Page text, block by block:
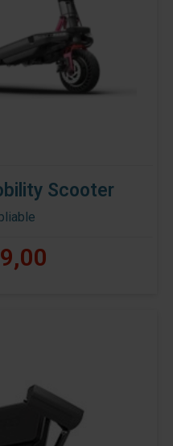
Scooter